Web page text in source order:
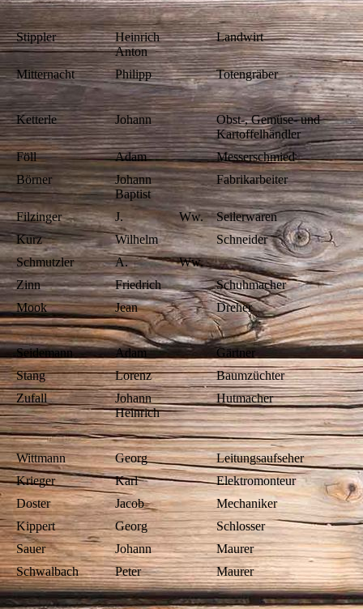
Stippler
Heinrich
Anton
Landwirt
Mitternacht Philipp Totengräber
Ketterle Johann
Obst-, Gemüse- und
Kartoffelhändler
Föll
Adam
Messerschmied
Börner
Johann
Baptist
Fabrikarbeiter
Filzinger J. Ww.
Seilerwaren
Kurz
Wilhelm
Schneider
Schmutzler
A.
Ww.
Zinn
Friedrich
Schuhmacher
Mook
Jean Dreher
Seidemann Adam
Gärtner
Stang
Lorenz
Baumzüchter
Zufall
Johann
Heinrich
Hutmacher
Wittmann Georg
Leitungsaufseher
Krieger
Karl
Elektromonteur
Doster
Jacob
Mechaniker
Kippert
Georg
Schlosser
Sauer
Johann
Maurer
Schwalbach
Peter Maurer